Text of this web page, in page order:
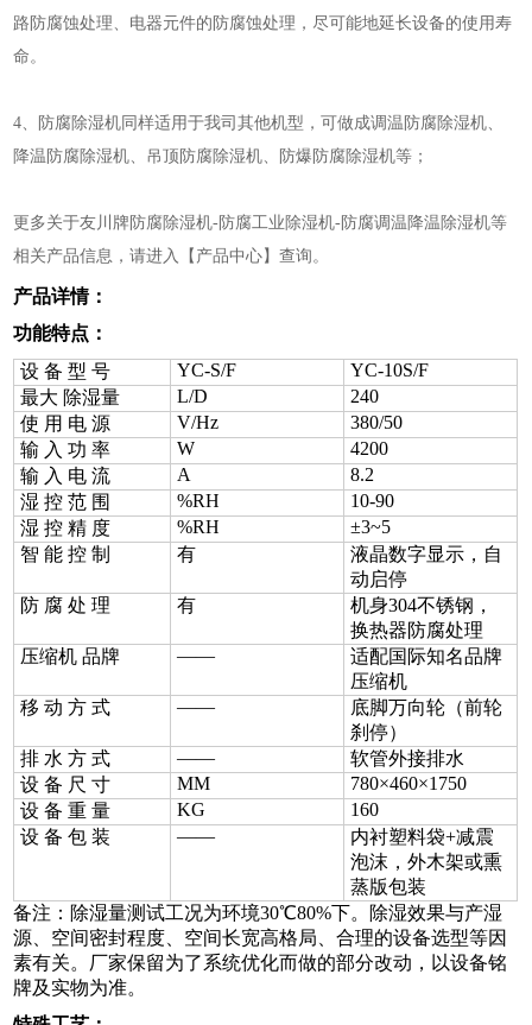
路防腐蚀处理、电器元件的防腐蚀处理，尽可能地延长设备的使用寿
命。
4、防腐除湿机同样适用于我司其他机型，可做成调温防腐除湿机、
降温防腐除湿机、吊顶防腐除湿机、防爆防腐除湿机等；
更多关于友川牌防腐除湿机-防腐工业除湿机-防腐调温降温除湿机等
相关产品信息，请进入【产品中心】查询。
产品详情：
功能特点：
设 备 型 号
YC-S/F
YC-10S/F
最大 除湿量
L/D
240
使 用 电 源
V/Hz
380/50
输 入 功 率
W
4200
输 入 电 流
A
8.2
湿 控 范 围
%RH
10-90
湿 控 精 度
%RH
±3~5
智 能 控 制
有
液晶数字显示，自
动启停
防 腐 处 理
有
机身304不锈钢，
换热器防腐处理
压缩机 品牌
——
适配国际知名品牌
压缩机
移 动 方 式
——
底脚万向轮（前轮
刹停）
排 水 方 式
——
软管外接排水
设 备 尺 寸
MM
780×460×1750
设 备 重 量
KG
160
设 备 包 装
——
内衬塑料袋+减震
泡沫，外木架或熏
蒸版包装
备注：除湿量测试工况为环境30℃80%下。除湿效果与产湿
源、空间密封程度、空间长宽高格局、合理的设备选型等因
素有关。厂家保留为了系统优化而做的部分改动，以设备铭
牌及实物为准。